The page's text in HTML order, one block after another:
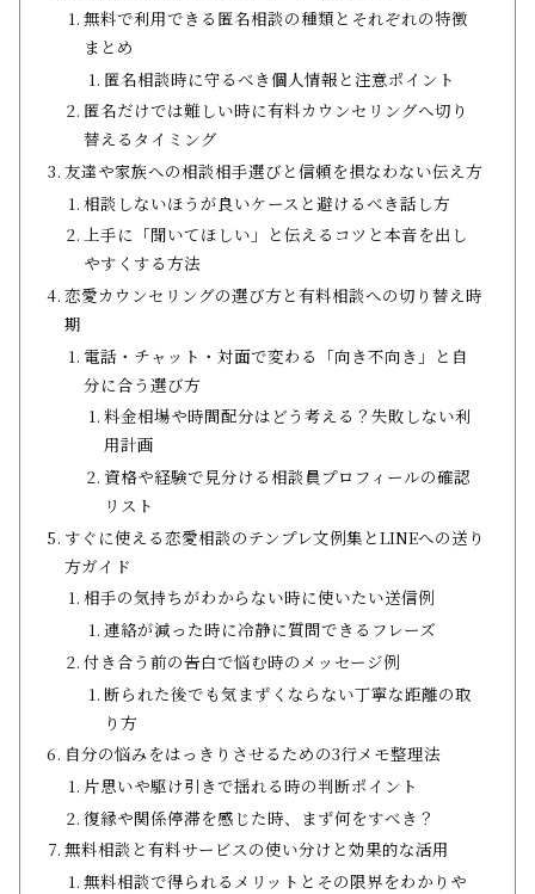
無料で利用できる匿名相談の種類とそれぞれの特徴
まとめ
匿名相談時に守るべき個人情報と注意ポイント
匿名だけでは難しい時に有料カウンセリングへ切り
替えるタイミング
友達や家族への相談相手選びと信頼を損なわない伝え方
相談しないほうが良いケースと避けるべき話し方
上手に「聞いてほしい」と伝えるコツと本音を出し
やすくする方法
恋愛カウンセリングの選び方と有料相談への切り替え時
期
電話・チャット・対面で変わる「向き不向き」と自
分に合う選び方
料金相場や時間配分はどう考える？失敗しない利
用計画
資格や経験で見分ける相談員プロフィールの確認
リスト
すぐに使える恋愛相談のテンプレ文例集とLINEへの送り
方ガイド
相手の気持ちがわからない時に使いたい送信例
連絡が減った時に冷静に質問できるフレーズ
付き合う前の告白で悩む時のメッセージ例
断られた後でも気まずくならない丁寧な距離の取
り方
自分の悩みをはっきりさせるための3行メモ整理法
片思いや駆け引きで揺れる時の判断ポイント
復縁や関係停滞を感じた時、まず何をすべき？
無料相談と有料サービスの使い分けと効果的な活用
無料相談で得られるメリットとその限界をわかりや